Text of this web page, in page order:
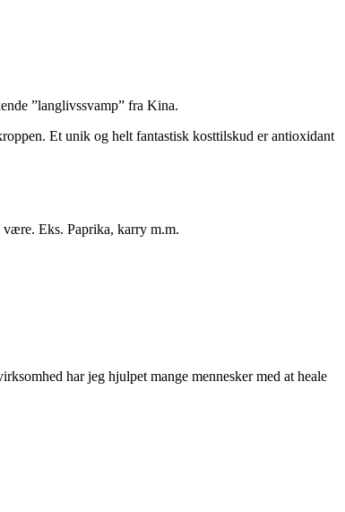
”langlivssvamp” fra Kina.
Et unik og helt fantastisk kosttilskud er antioxidant
Eks. Paprika, karry m.m.
har jeg hjulpet mange mennesker med at heale